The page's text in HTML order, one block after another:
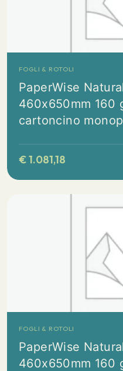
FOGLI & ROTOLI
PaperWise
460x650mm 160
cartoncino
€1.081,18
FOGLI & ROTOLI
PaperWise
460x650mm 160